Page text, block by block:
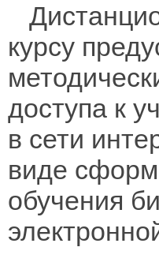
курсу
доступа к
в сети
виде
обучения